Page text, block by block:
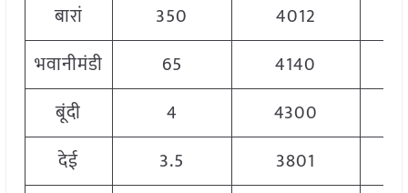
बारां
350
4012
भवानीमंडी
65
4140
बूंदी
4
4300
देई
3.5
3801